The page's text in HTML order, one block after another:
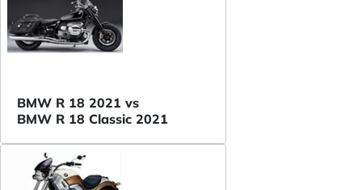
BMW R 18 2021 vs
BMW R 18 Classic 2021